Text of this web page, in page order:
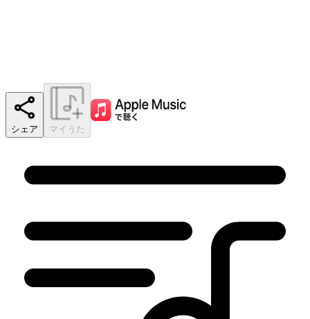
シェア マイうた